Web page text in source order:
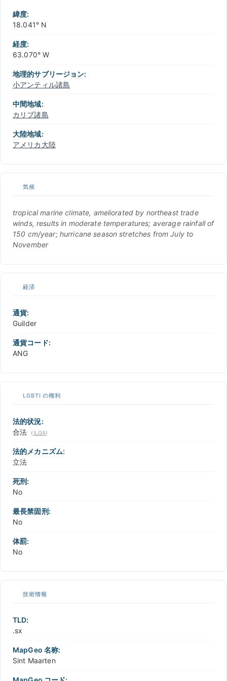
緯度:
18.041° N
経度:
63.070° W
地理的サブリージョン:
小アンティル諸島
中間地域:
カリブ諸島
大陸地域:
アメリカ大陸
気候
tropical marine climate, ameliorated by northeast trade
winds, results in moderate temperatures; average rainfall of
150 cm/year; hurricane season stretches from July to
November
経済
通貨:
Guilder
通貨コード:
ANG
LGBTI の権利
法的状況:
合法
( ILGA)
法的メカニズム:
立法
死刑:
No
最長禁固刑:
No
体罰:
No
技術情報
TLD:
.sx
MapGeo 名称:
Sint Maarten